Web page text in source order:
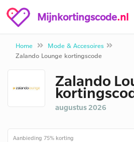
Mijnkortingscode.nl
Home
Mode & Accesoires
Zalando Lounge kortingscode
Zalando
augustus 2026
Aanbieding 75% korting